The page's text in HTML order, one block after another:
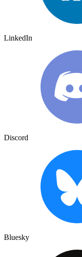
LinkedIn
Discord
Bluesky